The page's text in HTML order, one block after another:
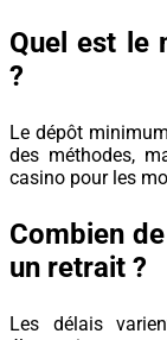
Quel est le
?
Le dépôt
des méthodes,
casino pour les
Combien
un retrait ?
Les délais